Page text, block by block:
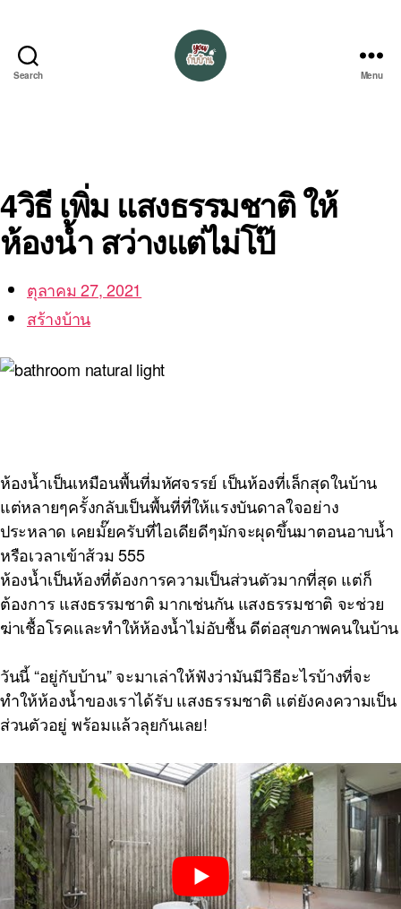
Search Menu
4วิธี เพิ่ม แสงธรรมชาติ ให้
ห้องน้ำ สว่างแต่ไม่โป๊
ตุลาคม 27, 2021
สร้างบ้าน
ห้องน้ำเป็นเหมือนพื้นที่มหัศจรรย์ เป็นห้องที่เล็กสุดในบ้าน
แต่หลายๆครั้งกลับเป็นพื้นที่ที่ให้แรงบันดาลใจอย่าง
ประหลาด เคยมั๊ยครับที่ไอเดียดีๆมักจะผุดขึ้นมาตอนอาบน้ำ
หรือเวลาเข้าส้วม 555
ห้องน้ำเป็นห้องที่ต้องการความเป็นส่วนตัวมากที่สุด แต่ก็
ต้องการ แสงธรรมชาติ มากเช่นกัน แสงธรรมชาติ จะช่วย
ฆ่าเชื้อโรคและทำให้ห้องน้ำไม่อับชื้น ดีต่อสุขภาพคนในบ้าน
วันนี้ “อยู่กับบ้าน” จะมาเล่าให้ฟังว่ามันมีวิธีอะไรบ้างที่จะ
ทำให้ห้องน้ำของเราได้รับ แสงธรรมชาติ แต่ยังคงความเป็น
ส่วนตัวอยู่ พร้อมแล้วลุยกันเลย!